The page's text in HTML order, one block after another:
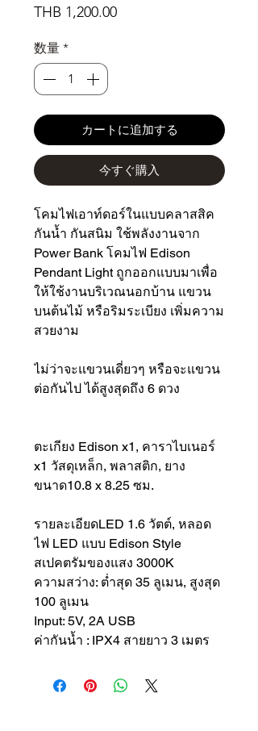
THB 1,200.00価
数量 *
カートに追加する
今すぐ購入
โคมไฟเอาท์ดอร์ในแบบคลาสสิค
กันน้ำ กันสนิม ใช้พลังงานจาก
Power Bank โคมไฟ Edison
Pendant Light ถูกออกแบบมาเพื่อ
ให้ใช้งานบริเวณนอกบ้าน แขวน
บนต้นไม้ หรือริมระเบียง เพิ่มความ
สวยงาม
ไม่ว่าจะแขวนเดี่ยวๆ หรือจะแขวน
ต่อกันไป ได้สูงสุดถึง 6 ดวง
ตะเกียง Edison x1, คาราไบเนอร์
x1 วัสดุเหล็ก, พลาสติก, ยาง
ขนาด10.8 x 8.25 ซม.
รายละเอียดLED 1.6 วัตต์, หลอด
ไฟ LED แบบ Edison Style
สเปคตรัมของแสง 3000K
ความสว่าง: ต่ำสุด 35 ลูเมน, สูงสุด
100 ลูเมน
Input: 5V, 2A USB
ค่ากันน้ำ : IPX4 สายยาว 3 เมตร